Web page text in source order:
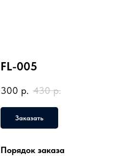
FL-005
300 р. 430 р.
Заказать
Порядок заказа